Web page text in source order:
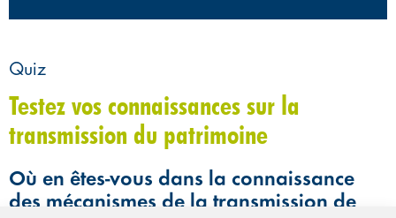
Quiz
Testez vos connaissances sur la
transmission du patrimoine
Où en êtes-vous dans la connaissance
des mécanismes de la transmission de